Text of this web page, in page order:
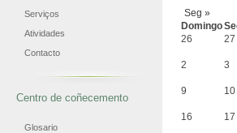
Serviços
Atividades
Contacto
Centro de coñecemento
Glosario
Seg »
Domingo
26
27
2 3
9 10
16 17